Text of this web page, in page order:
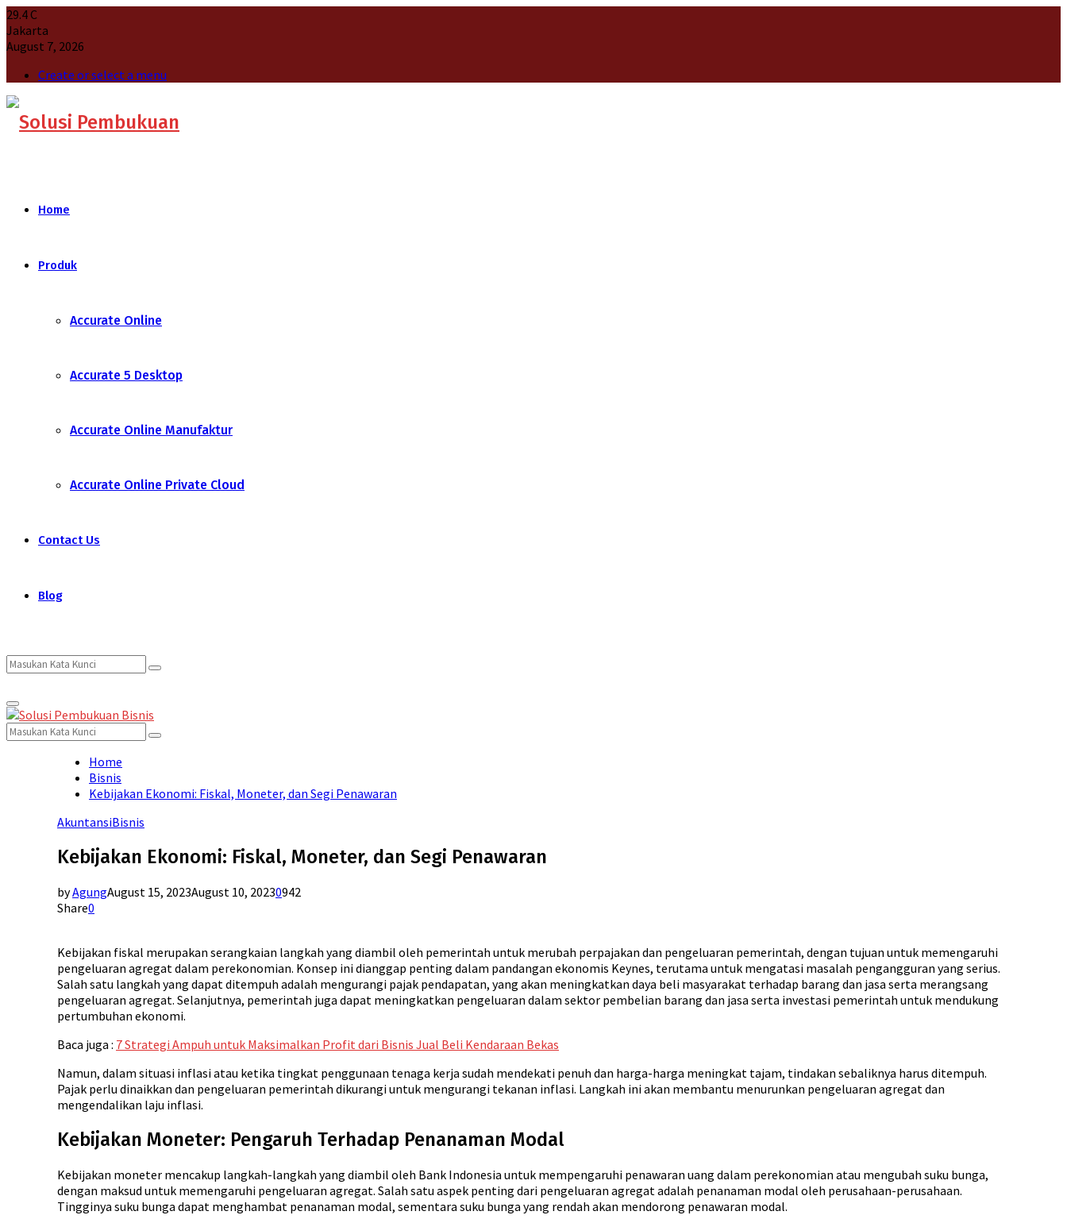
29.4C
Jakarta
August 7, 2026
Create or select a menu
Home
Produk
Accurate Online
Accurate 5 Desktop
Accurate Online Manufaktur
Accurate Online Private Cloud
Contact Us
Blog
Search
for:
Search
Primary
Menu
Search
for:
Search
Home
Bisnis
Kebijakan Ekonomi: Fiskal, Moneter, dan Segi Penawaran
AkuntansiBisnis
Kebijakan Ekonomi: Fiskal, Moneter, dan Segi Penawaran
byAgungAugust 15, 2023August 10, 20230942
Share0
Kebijakan fiskal merupakan serangkaian langkah yang diambil oleh pemerintah untuk merubah perpajakan dan pengeluaran pemerintah, dengan tujuan untuk memengaruhi
pengeluaran agregat dalam perekonomian. Konsep ini dianggap penting dalam pandangan ekonomis Keynes, terutama untuk mengatasi masalah pengangguran yang serius.
Salah satu langkah yang dapat ditempuh adalah mengurangi pajak pendapatan, yang akan meningkatkan daya beli masyarakat terhadap barang dan jasa serta merangsang
pengeluaran agregat. Selanjutnya, pemerintah juga dapat meningkatkan pengeluaran dalam sektor pembelian barang dan jasa serta investasi pemerintah untuk mendukung
pertumbuhan ekonomi.
Baca juga : 7 Strategi Ampuh untuk Maksimalkan Profit dari Bisnis Jual Beli Kendaraan Bekas
Namun, dalam situasi inflasi atau ketika tingkat penggunaan tenaga kerja sudah mendekati penuh dan harga-harga meningkat tajam, tindakan sebaliknya harus ditempuh.
Pajak perlu dinaikkan dan pengeluaran pemerintah dikurangi untuk mengurangi tekanan inflasi. Langkah ini akan membantu menurunkan pengeluaran agregat dan
mengendalikan laju inflasi.
Kebijakan Moneter: Pengaruh Terhadap Penanaman Modal
Kebijakan moneter mencakup langkah-langkah yang diambil oleh Bank Indonesia untuk mempengaruhi penawaran uang dalam perekonomian atau mengubah suku bunga,
dengan maksud untuk memengaruhi pengeluaran agregat. Salah satu aspek penting dari pengeluaran agregat adalah penanaman modal oleh perusahaan-perusahaan.
Tingginya suku bunga dapat menghambat penanaman modal, sementara suku bunga yang rendah akan mendorong penawaran modal.